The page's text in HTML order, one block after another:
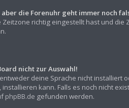
die Forenuhr geht immer noch
richtig eingestellt hast und
nicht zur Auswahl!
deine Sprache nicht installiert
kann. Falls es noch nicht
phpBB.de gefunden werden.